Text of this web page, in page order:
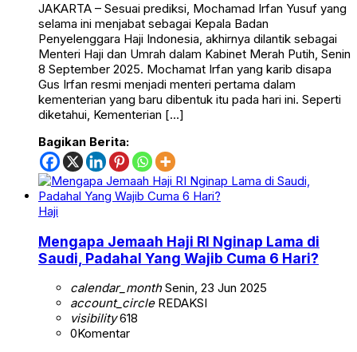
JAKARTA – Sesuai prediksi, Mochamad Irfan Yusuf yang
selama ini menjabat sebagai Kepala Badan
Penyelenggara Haji Indonesia, akhirnya dilantik sebagai
Menteri Haji dan Umrah dalam Kabinet Merah Putih, Senin
8 September 2025. Mochamat Irfan yang karib disapa
Gus Irfan resmi menjadi menteri pertama dalam
kementerian yang baru dibentuk itu pada hari ini. Seperti
diketahui, Kementerian […]
Bagikan Berita:
Haji
Mengapa Jemaah Haji RI Nginap Lama di
Saudi, Padahal Yang Wajib Cuma 6 Hari?
calendar_monthSenin, 23 Jun 2025
account_circleREDAKSI
visibility618
0Komentar